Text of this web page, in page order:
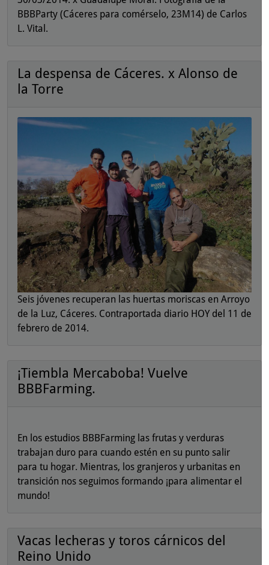
BBBParty (Cáceres para comérselo, 23M14) de Carlos
L. Vital.
La despensa de Cáceres. x Alonso de
la Torre
Seis jóvenes recuperan las huertas moriscas en Arroyo
de la Luz, Cáceres. Contraportada diario HOY del 11 de
febrero de 2014.
¡Tiembla Mercaboba! Vuelve
BBBFarming.
En los estudios BBBFarming las frutas y verduras
trabajan duro para cuando estén en su punto salir
para tu hogar. Mientras, los granjeros y urbanitas en
transición nos seguimos formando ¡para alimentar el
mundo!
Vacas lecheras y toros cárnicos del
Reino Unido